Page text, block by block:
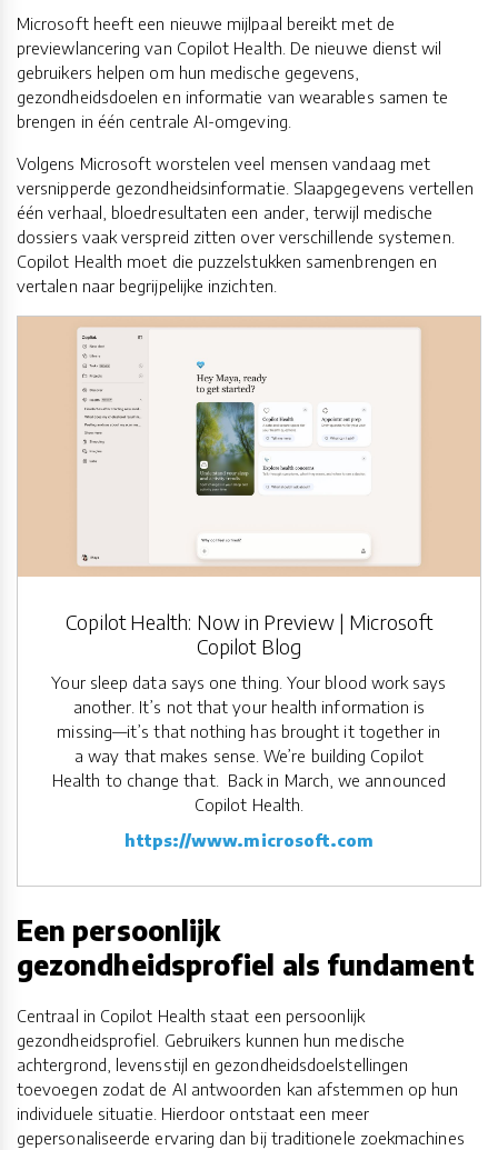
Microsoft heeft een nieuwe mijlpaal bereikt met de
previewlancering van Copilot Health. De nieuwe dienst wil
gebruikers helpen om hun medische gegevens,
gezondheidsdoelen en informatie van wearables samen te
brengen in één centrale AI-omgeving.
Volgens Microsoft worstelen veel mensen vandaag met
versnipperde gezondheidsinformatie. Slaapgegevens vertellen
één verhaal, bloedresultaten een ander, terwijl medische
dossiers vaak verspreid zitten over verschillende systemen.
Copilot Health moet die puzzelstukken samenbrengen en
vertalen naar begrijpelijke inzichten.
Copilot Health: Now in Preview | Microsoft
Copilot Blog
Your sleep data says one thing. Your blood work says
another. It’s not that your health information is
missing—it’s that nothing has brought it together in
a way that makes sense. We’re building Copilot
Health to change that. Back in March, we announced
Copilot Health.
https://www.microsoft.com
Een persoonlijk
gezondheidsprofiel als fundament
Centraal in Copilot Health staat een persoonlijk
gezondheidsprofiel. Gebruikers kunnen hun medische
achtergrond, levensstijl en gezondheidsdoelstellingen
toevoegen zodat de AI antwoorden kan afstemmen op hun
individuele situatie. Hierdoor ontstaat een meer
gepersonaliseerde ervaring dan bij traditionele zoekmachines